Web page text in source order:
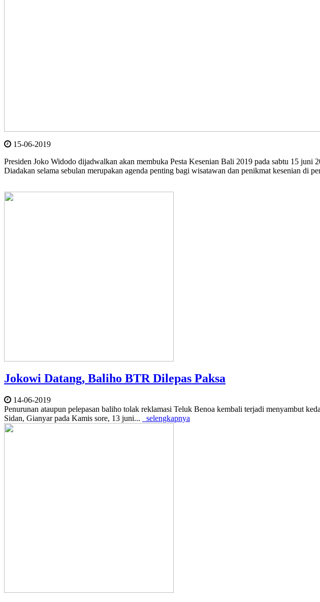
15-06-2019
Presiden Joko Widodo dijadwalkan akan membuka Pesta Kesenian Bali 2019 pada sabtu 15
Diadakan selama sebulan merupakan agenda penting bagi wisatawan dan penikmat kesenian
Jokowi Datang, Baliho BTR Dilepas Paksa
14-06-2019
Penurunan ataupun pelepasan baliho tolak reklamasi Teluk Benoa kembali terjadi menyambut
Sidan, Gianyar pada Kamis sore, 13 juni...
selengkapnya